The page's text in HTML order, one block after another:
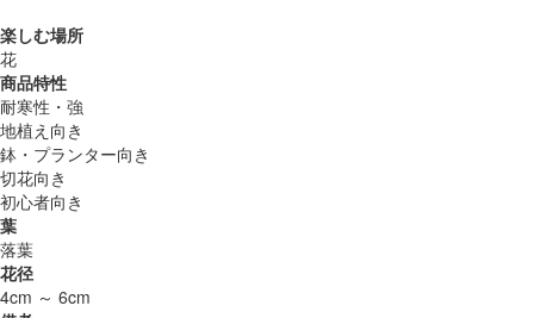
楽しむ場所
花
商品特性
耐寒性・強
地植え向き
鉢・プランター向き
切花向き
初心者向き
葉
落葉
花径
4cm ～ 6cm